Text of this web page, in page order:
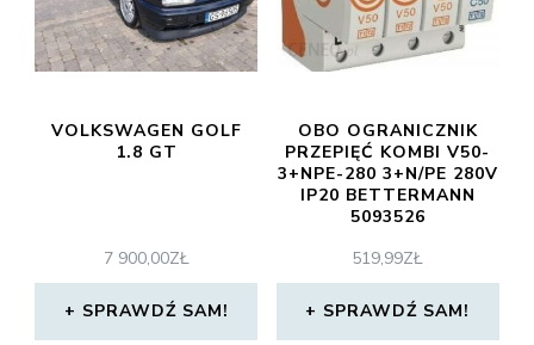
VOLKSWAGEN GOLF
1.8 GT
7 900,00ZŁ
SPRAWDŹ SAM!
OBO OGRANICZNIK
PRZEPIĘĆ KOMBI V50-
3+NPE-280 3+N/PE 280V
IP20 BETTERMANN
5093526
519,99ZŁ
SPRAWDŹ SAM!